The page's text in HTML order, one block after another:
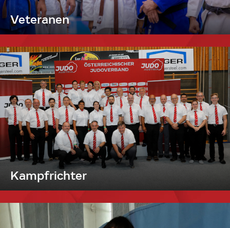
Veteranen
Kampfrichter